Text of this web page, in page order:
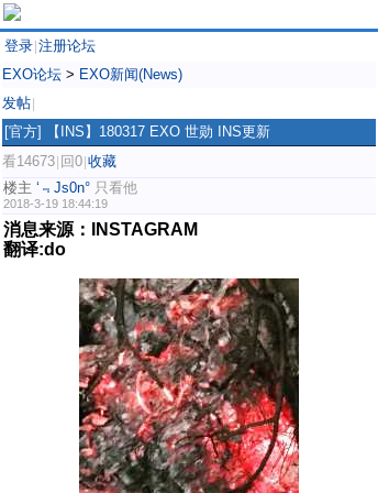
登录 注册论坛
EXO论坛 > EXO新闻(News)
发帖
[官方]
【INS】180317 EXO 世勋 INS更新
看14673 回0 收藏
楼主 ‘﹃Js0n° 只看他
2018-3-19 18:44:19
消息来源：INSTAGRAM
翻译:do